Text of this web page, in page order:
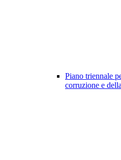
Piano triennale
corruzione e